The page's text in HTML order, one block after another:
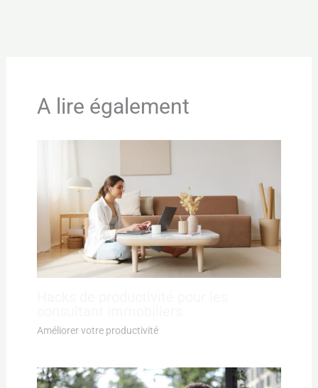
A lire également
Améliorer votre productivité